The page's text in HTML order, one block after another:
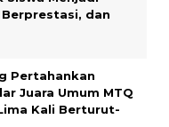
dan
Pertahankan
Juara Umum MTQ
Kali Berturut-